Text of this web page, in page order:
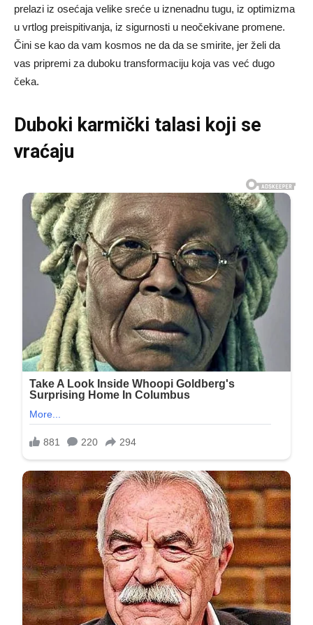
prelazi iz osećaja velike sreće u iznenadnu tugu, iz optimizma
u vrtlog preispitivanja, iz sigurnosti u neočekivane promene.
Čini se kao da vam kosmos ne da da se smirite, jer želi da
vas pripremi za duboku transformaciju koja vas već dugo
čeka.
Duboki karmički talasi koji se
vraćaju